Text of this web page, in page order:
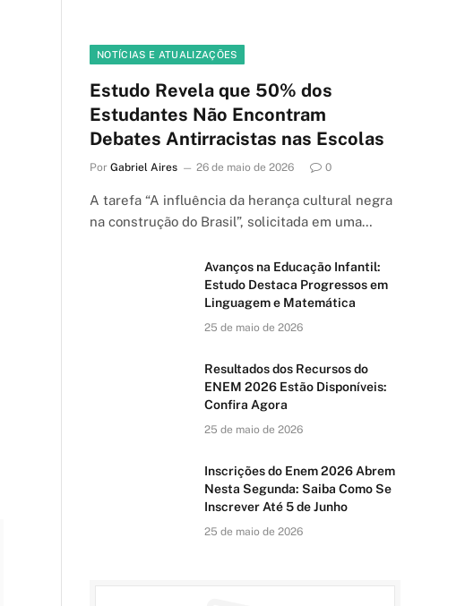
NOTÍCIAS E ATUALIZAÇÕES
Estudo Revela que 50% dos
Estudantes Não Encontram
Debates Antirracistas nas Escolas
Por Gabriel Aires 26 de maio de 2026 0
A tarefa “A influência da herança cultural negra
na construção do Brasil”, solicitada em uma…
Avanços na Educação Infantil:
Estudo Destaca Progressos em
Linguagem e Matemática
25 de maio de 2026
Resultados dos Recursos do
ENEM 2026 Estão Disponíveis:
Confira Agora
25 de maio de 2026
Inscrições do Enem 2026 Abrem
Nesta Segunda: Saiba Como Se
Inscrever Até 5 de Junho
25 de maio de 2026